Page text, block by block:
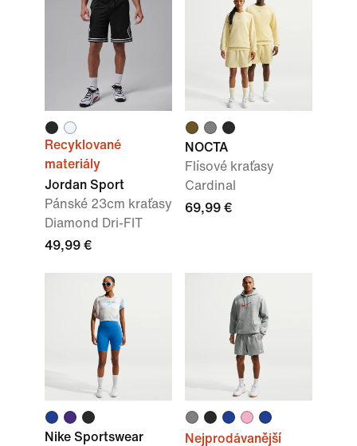
Recyklované
materiály
Jordan Sport
Pánské 23cm kraťasy
Diamond Dri-FIT
49,99 €
NOCTA
Flísové kraťasy
Cardinal
69,99 €
Nike Sportswear
Nejprodávanější